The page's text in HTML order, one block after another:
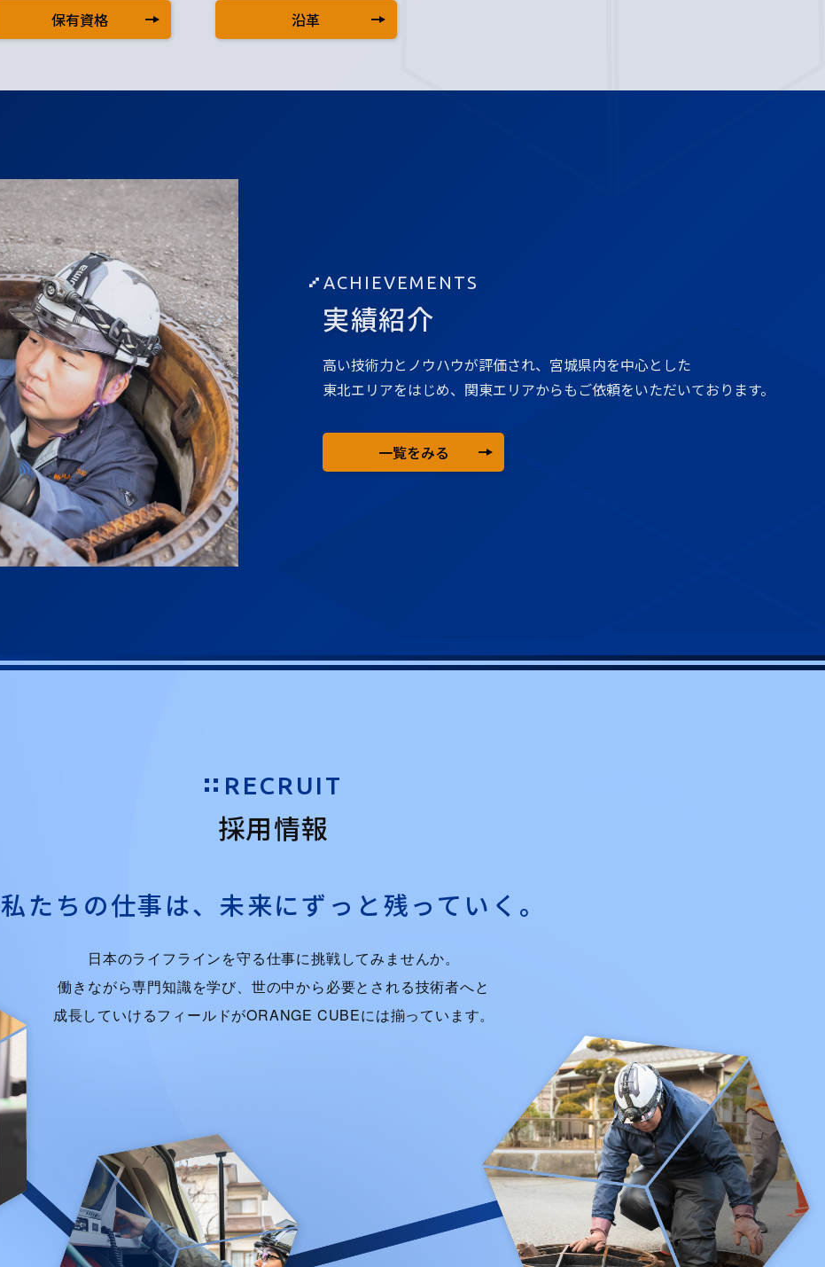
保有資格 沿革
ACHIEVEMENTS
実績紹介
高い技術力とノウハウが評価され、宮城県内を中心とした
東北エリアをはじめ、関東エリアからもご依頼をいただいております。
一覧をみる
RECRUIT
採用情報
私たちの仕事は、 未来にずっと残っていく。
日本のライフラインを守る仕事に挑戦してみませんか。
働きながら専門知識を学び、世の中から必要とされる技術者へと
成長していけるフィールドがORANGE CUBEには揃っています。